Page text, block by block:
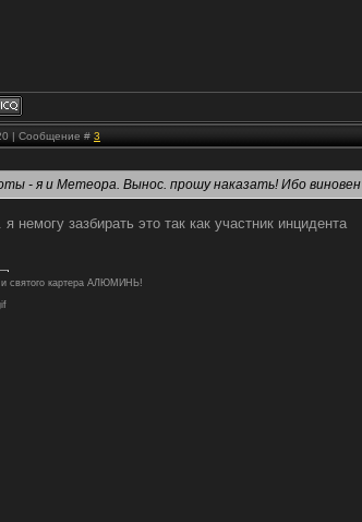
| Сообщение # 3
- я и Метеора. Вынос. прошу наказать! Ибо виновен
немогу зазбирать это так как участник инцидента
святого картера АЛЮМИНЬ!